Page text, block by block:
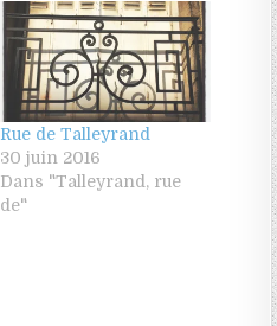
Rue de Talleyrand
30 juin 2016
Dans "Talleyrand, rue
de"